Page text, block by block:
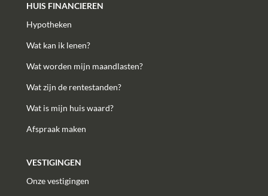
HUIS FINANCIEREN
Hypotheken
Wat kan ik lenen?
Wat worden mijn maandlasten?
Wat zijn de rentestanden?
Wat is mijn huis waard?
Afspraak maken
VESTIGINGEN
Onze vestigingen